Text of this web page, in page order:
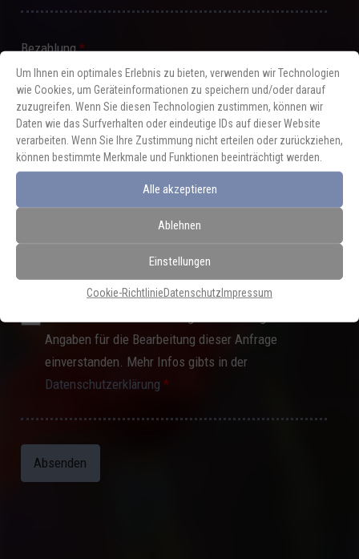
Um Ihnen ein optimales Erlebnis zu bieten, verwenden wir Technologien
wie Cookies, um Geräteinformationen zu speichern und/oder darauf
zuzugreifen. Wenn Sie diesen Technologien zustimmen, können wir
Daten wie das Surfverhalten oder eindeutige IDs auf dieser Website
verarbeiten. Wenn Sie Ihre Zustimmung nicht erteilen oder zurückziehen,
können bestimmte Merkmale und Funktionen beeinträchtigt werden.
Alle akzeptieren
Ablehnen
Einstellungen
Cookie-RichtlinieDatenschutzImpressum
Bezahlung*
Bezahlung per Paypal
Bezahlung per Überweisung
Nachricht
Angaben für die Bearbeitung dieser Anfrage
einverstanden. Mehr Infos gibts in der
Datenschutzerklärung *